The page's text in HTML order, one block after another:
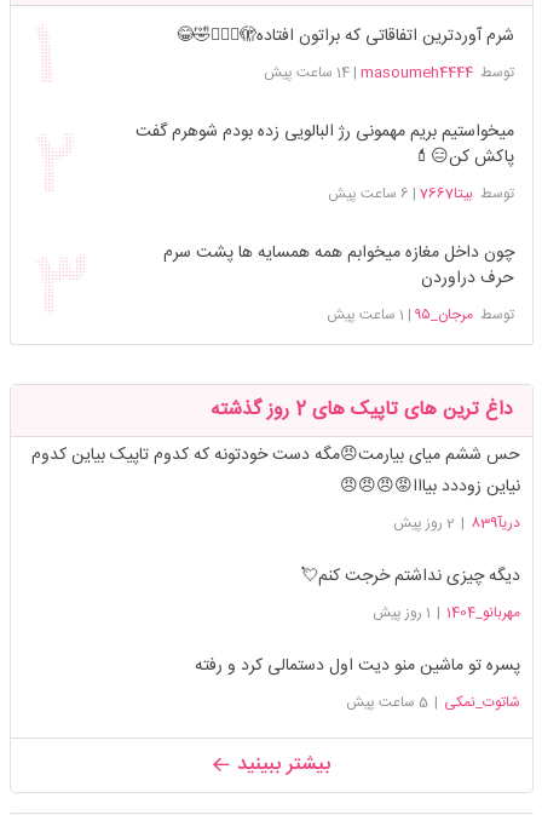
شرم آوردترین اتفاقاتی که براتون افتاده🫣🤦🏻‍♀️🤣😂
توسطmasoumeh4444
|14 ساعت پیش
میخواستیم بریم مهمونی رژ البالویی زده بودم شوهرم گفت
پاکش کن😑💄
توسطبیتا7667 | 6 ساعت پیش
چون داخل مغازه میخوابم همه همسایه ها پشت سرم
حرف دراوردن
توسطمرجان_۹۵ | 1 ساعت پیش
داغ ترین های تاپیک های 2 روز گذشته
حس ششم میای بیارمت😠مگه دست خودتونه که کدوم تاپیک بیاین کدوم
نیاین زوددد بیااا😡😠😠😠
دریآ839 | 2 روز پیش
دیگه چیزی نداشتم خرجت کنم💘
مهربانو_1404 | 1 روز پیش
پسره تو ماشین منو دیت اول دستمالی کرد و رفته
شاتوت_نمکی | 5 ساعت پیش
بیشتر ببینید